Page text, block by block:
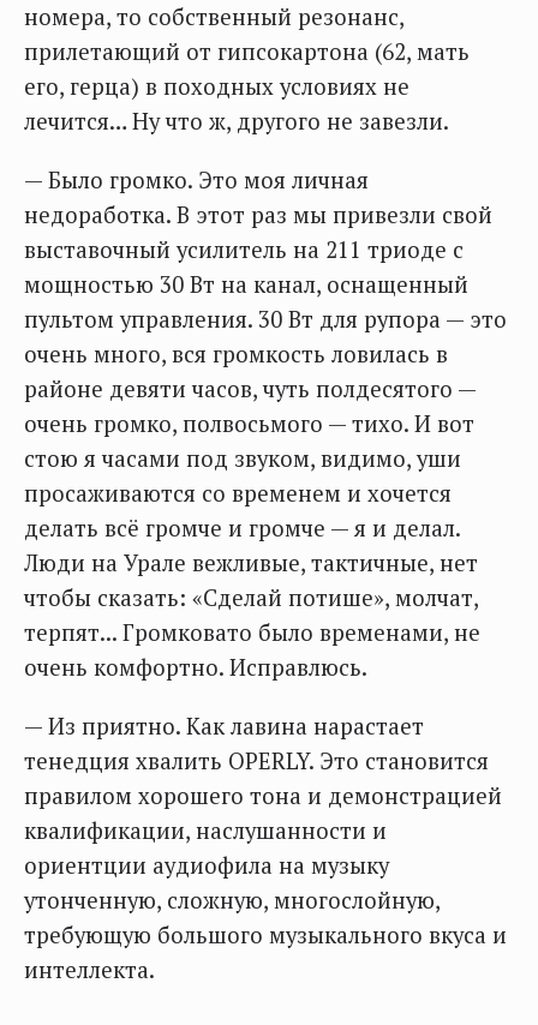
номера, то собственный резонанс,
прилетающий от гипсокартона (62, мать
его, герца) в походных условиях не
лечится… Ну что ж, другого не завезли.
— Было громко. Это моя личная
недоработка. В этот раз мы привезли свой
выставочный усилитель на 211 триоде с
мощностью 30 Вт на канал, оснащенный
пультом управления. 30 Вт для рупора — это
очень много, вся громкость ловилась в
районе девяти часов, чуть полдесятого —
очень громко, полвосьмого — тихо. И вот
стою я часами под звуком, видимо, уши
просаживаются со временем и хочется
делать всё громче и громче — я и делал.
Люди на Урале вежливые, тактичные, нет
чтобы сказать: «Сделай потише», молчат,
терпят... Громковато было временами, не
очень комфортно. Исправлюсь.
— Из приятно. Как лавина нарастает
тенедция хвалить OPERLY. Это становится
правилом хорошего тона и демонстрацией
квалификации, наслушанности и
ориентции аудиофила на музыку
утонченную, сложную, многослойную,
требующую большого музыкального вкуса и
интеллекта.